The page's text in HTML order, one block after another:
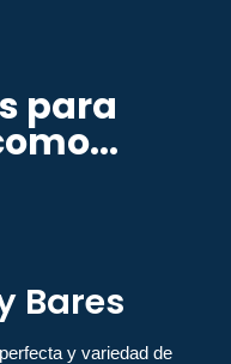
para
Bares
y variedad de